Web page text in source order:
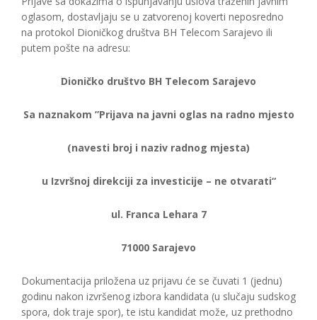
oglasom, dostavljaju se u zatvorenoj koverti neposredno
na protokol Dioničkog društva BH Telecom Sarajevo ili
putem pošte na adresu:
Dioničko društvo BH Telecom Sarajevo
Sa naznakom ”Prijava na javni oglas na radno mjesto
(navesti broj i naziv radnog mjesta)
u Izvršnoj direkciji za investicije – ne otvarati“
ul. Franca Lehara 7
71000 Sarajevo
Dokumentacija priložena uz prijavu će se čuvati 1 (jednu)
godinu nakon izvršenog izbora kandidata (u slučaju sudskog
spora, dok traje spor), te istu kandidat može, uz prethodno